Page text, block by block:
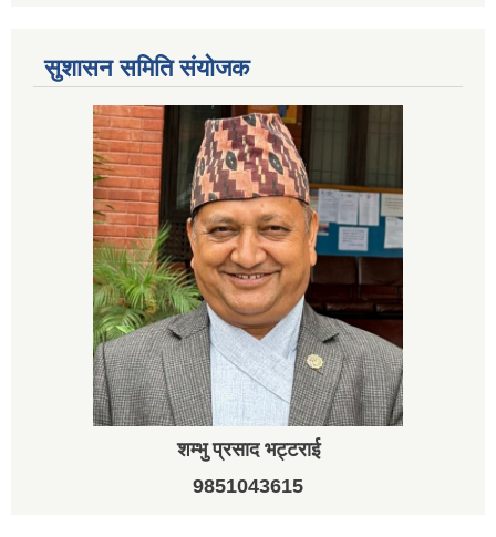
सुशासन समिति संयोजक
शम्भु प्रसाद भट्टराई
9851043615